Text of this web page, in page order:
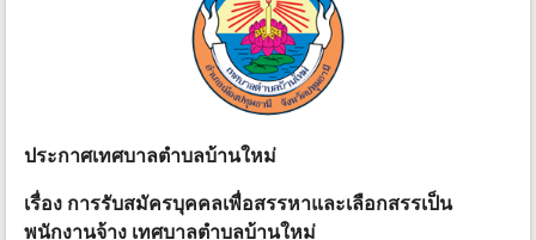
ประกาศเทศบาลตําบลบ้านใหม่
เรื่อง การรับสมัครบุคคลเพื่อสรรหาและเลือกสรรเป็น
พนักงานจ้าง เทศบาลตําบลบ้านใหม่